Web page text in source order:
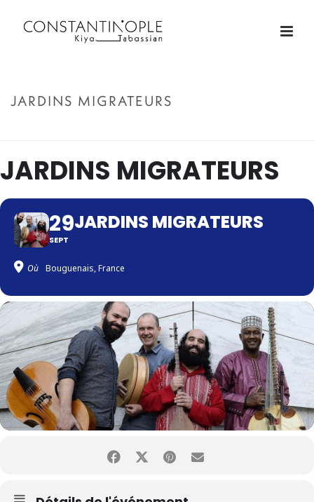
JARDINS MIGRATEURS
JARDINS MIGRATEURS
29
SEPT
JARDINS MIGRATEURS
Où Bouguenais, France